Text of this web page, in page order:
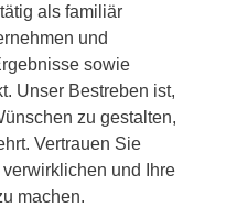
als familiär
und
sowie
Unser Bestreben ist,
zu gestalten,
Vertrauen Sie
und Ihre
machen.